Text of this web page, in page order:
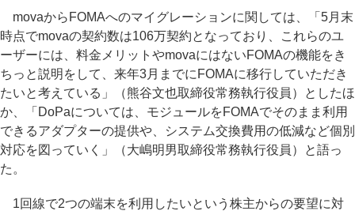
movaからFOMAへのマイグレーションに関しては、「5月末
時点でmovaの契約数は106万契約となっており、これらのユ
ーザーには、料金メリットやmovaにはないFOMAの機能をき
ちっと説明をして、来年3月までにFOMAに移行していただき
たいと考えている」（熊谷文也取締役常務執行役員）としたほ
か、「DoPaについては、モジュールをFOMAでそのまま利用
できるアダプターの提供や、システム交換費用の低減など個別
対応を図っていく」（大嶋明男取締役常務執行役員）と語っ
た。
1回線で2つの端末を利用したいという株主からの要望に対